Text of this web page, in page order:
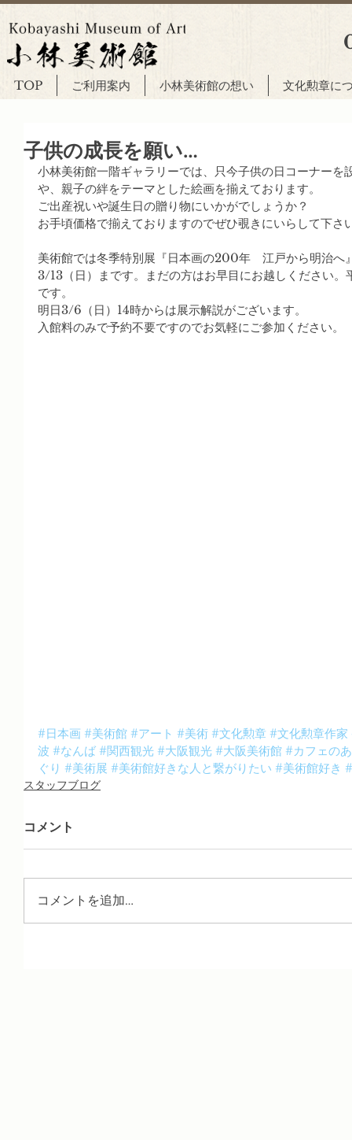
TOP ご利用案内 小林美術館の想い 文化勲章に
子供の成長を願い…
小林美術館一階ギャラリーでは、只今子供の日コーナーを
や、親子の絆をテーマとした絵画を揃えております。
ご出産祝いや誕生日の贈り物にいかがでしょうか？
お手頃価格で揃えておりますのでぜひ覗きにいらして下さ
美術館では冬季特別展『日本画の200年　江戸から明治へ
3/13（日）まです。まだの方はお早目にお越しください。
です。
明日3/6（日）14時からは展示解説がございます。
入館料のみで予約不要ですのでお気軽にご参加ください。
#日本画 #美術館 #アート #美術 #文化勲章 #文化勲章作家
波 #なんば #関西観光 #大阪観光 #大阪美術館 #カフェの
ぐり #美術展 #美術館好きな人と繋がりたい #美術館好き
スタッフブログ
コメント
コメントを追加…